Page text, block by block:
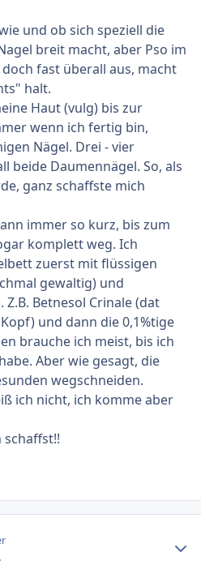
und ob sich speziell die
breit macht, aber Pso im
fast überall aus, macht
halt.
Haut (vulg) bis zur
wenn ich fertig bin,
Nägel. Drei - vier
beide Daumennägel. So, als
ganz schaffste mich
immer so kurz, bis zum
komplett weg. Ich
zuerst mit flüssigen
gewaltig) und
Betnesol Crinale (dat
und dann die 0,1%tige
brauche ich meist, bis ich
Aber wie gesagt, die
wegschneiden.
ich nicht, ich komme aber
schaffst!!